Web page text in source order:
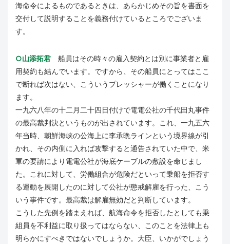
海命令によるものであるときは、あらかじめその旨を書面を
交付して説明することを義務付けているところでございま
す。
○山添拓君 船員はその時々の雇入契約とは別に事業者と雇
用契約も結んでいます。ですから、その船員にとってはここ
で断れば次はない、こういうプレッシャーが働くことになり
ます。
一九六八年の十二月二十四日付けで電電公社の千代田丸事件
の最高裁判決というものが出されています。これ、一九五六
年当時、朝鮮海峡の公海上に李承晩ラインという境界線が引
かれ、その内側に入れば攻撃すると通告されていた中で、米
軍の要請により電電公社が海底ケーブルの敷設を命じまし
た。これに対して、労働組合が危険だといって乗船を拒否す
る運動を展開したのに対して公社が懲戒解雇を行った、こう
いう事件です。最高裁は解雇無効だと判断しています。
こうした先例を踏まえれば、航海命令を拒否したとしても乗
組員を不利益に取り扱ってはならない、このことを法律上も
明らかにすべきではないでしょうか。大臣、いかがでしょう